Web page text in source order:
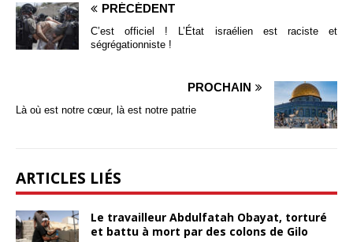
PRÉCÉDENT
C’est officiel ! L’État israélien est raciste et
ségrégationniste !
PROCHAIN
Là où est notre cœur, là est notre patrie
ARTICLES LIÉS
Le travailleur Abdulfatah Obayat, torturé
et battu à mort par des colons de Gilo